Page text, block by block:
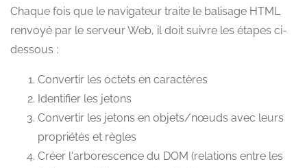
Chaque fois que le navigateur traite le balisage HTML
renvoyé par le serveur Web, il doit suivre les étapes ci-
dessous :
Convertir les octets en caractères
Identifier les jetons
Convertir les jetons en objets/nœuds avec leurs
propriétés et règles
Créer l'arborescence du DOM (relations entre les